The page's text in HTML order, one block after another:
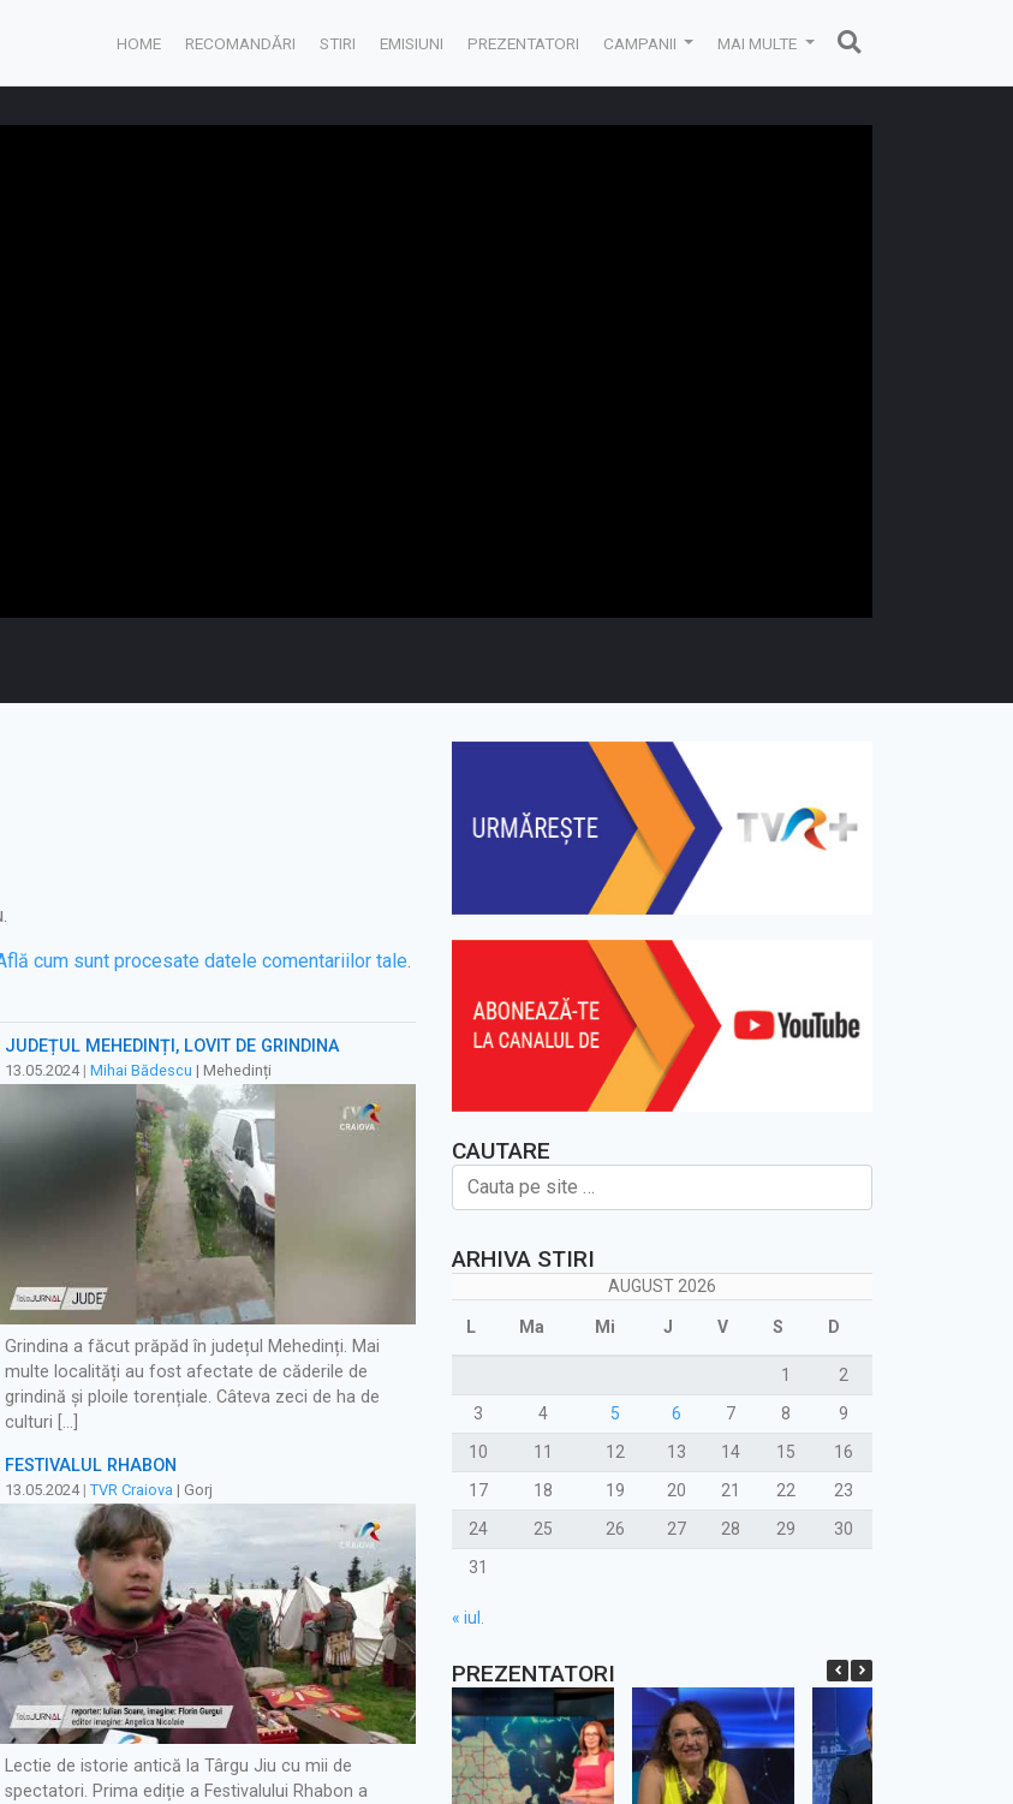
HOME RECOMANDĂRI STIRI EMISIUNI PREZENTATORI CAMPANII MAI MULTE
cum sunt procesate datele comentariilor tale.
JUDEȚUL MEHEDINȚI, LOVIT DE GRINDINĂ
13.05.2024| Mihai Bădescu | Mehedinți
Grindina a făcut prăpăd în județul Mehedinți. Mai
multe localități au fost afectate de căderile de
grindină și ploile torențiale. Câteva zeci de ha de
culturi […]
FESTIVALUL RHABON
13.05.2024| TVR Craiova | Gorj
Lectie de istorie antică la Târgu Jiu cu mii de
spectatori. Prima ediție a Festivalului Rhabon a
CAUTARE
ARHIVA STIRI
AUGUST 2026
L Ma Mi J V S D
1
2
3
4 5 6 7 8
9
10
11 12 13 14 15
16
17
18 19 20 21 22
23
24
25 26 27 28 29
30
31
« iul.
PREZENTATORI